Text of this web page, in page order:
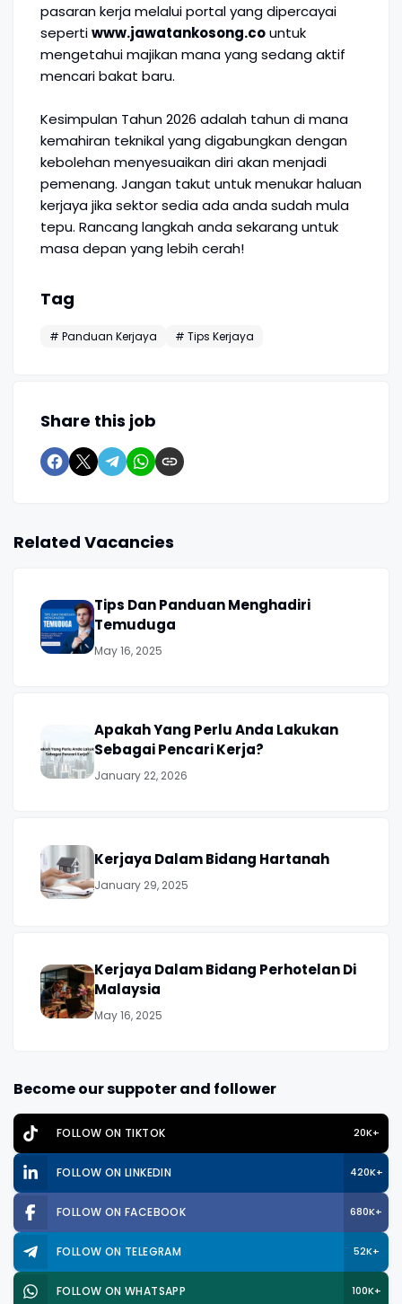
pasaran kerja melalui portal yang dipercayai
sepertiwww.jawatankosong.countuk
mengetahui majikan mana yang sedang aktif
mencari bakat baru.
Kesimpulan Tahun 2026 adalah tahun di mana
kemahiran teknikal yang digabungkan dengan
kebolehan menyesuaikan diri akan menjadi
pemenang. Jangan takut untuk menukar haluan
kerjaya jika sektor sedia ada anda sudah mula
tepu. Rancang langkah anda sekarang untuk
masa depan yang lebih cerah!
Tag
# Panduan Kerjaya # Tips Kerjaya
Share this job
Related Vacancies
Tips Dan Panduan Menghadiri
Temuduga
May 16, 2025
Apakah Yang Perlu Anda Lakukan
Sebagai Pencari Kerja?
January 22, 2026
Kerjaya Dalam Bidang Hartanah
January 29, 2025
Kerjaya Dalam Bidang Perhotelan Di
Malaysia
May 16, 2025
Become our suppoter and follower
FOLLOW ON TIKTOK 20K+
FOLLOW ON LINKEDIN 420K+
FOLLOW ON FACEBOOK 680K+
FOLLOW ON TELEGRAM 52K+
FOLLOW ON WHATSAPP 100K+